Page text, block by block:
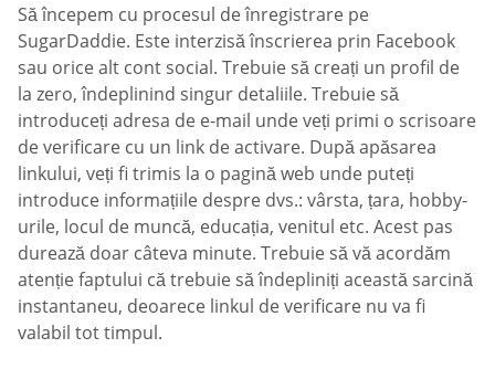
Să începem cu procesul de înregistrare pe
SugarDaddie. Este interzisă înscrierea prin Facebook
sau orice alt cont social. Trebuie să creați un profil de
la zero, îndeplinind singur detaliile. Trebuie să
introduceți adresa de e-mail unde veți primi o scrisoare
de verificare cu un link de activare. După apăsarea
linkului, veți fi trimis la o pagină web unde puteți
introduce informațiile despre dvs.: vârsta, țara, hobby-
urile, locul de muncă, educația, venitul etc. Acest pas
durează doar câteva minute. Trebuie să vă acordăm
atenție faptului că trebuie să îndepliniți această sarcină
instantaneu, deoarece linkul de verificare nu va fi
valabil tot timpul.